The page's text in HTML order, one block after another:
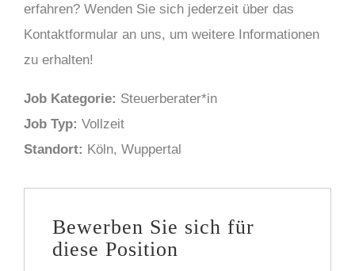
erfahren? Wenden Sie sich jederzeit über das
Kontaktformular an uns, um weitere Informationen
zu erhalten!
Job Kategorie: Steuerberater*in
Job Typ: Vollzeit
Standort: Köln Wuppertal
Bewerben Sie sich für
diese Position